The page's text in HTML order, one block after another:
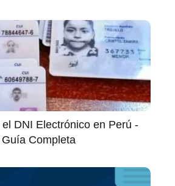
DNI Electrónico en Perú -
Guía Completa